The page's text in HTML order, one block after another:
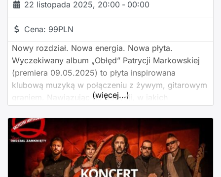
22 listopada 2025, 20:00 - 00:00
Cena: 99PLN
Nowy rozdział. Nowa energia. Nowa płyta.
Wyczekiwany album „Obłęd” Patrycji Markowskiej
(premiera 09.05.2025) to płyta inspirowana
klubową muzyką w połączeniu z żywym, gitarowym
graniem. Nawiązując do tradycji, w jakich
setkę”, czyli praktycznie na żywo. Chociażby
dlatego nie mogło zabraknąć dedykowanej mu
trasy! Osobiste teksty artystki w połączeniu z
sensualnością, podkreślone brzmieniem
nowoczesnych klawiszy, tworzą
(więcej...)